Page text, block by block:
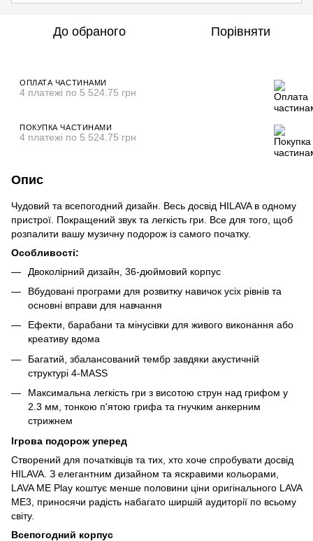
До обраного Порівняти
ОПЛАТА ЧАСТИНАМИ
4 платежі по 5 524.75 грн
ПОКУПКА ЧАСТИНАМИ
4 платежі по 5 524.75 грн
Опис
Чудовий та всепогодний дизайн. Весь досвід HILAVA в одному
пристрої. Покращений звук та легкість гри. Все для того, щоб
розпалити вашу музичну подорож із самого початку.
Особливості:
Двоколірний дизайн, 36-дюймовий корпус
Вбудовані програми для розвитку навичок усіх рівнів та
основні вправи для навчання
Ефекти, барабани та мінусівки для живого виконання або
креативу вдома
Багатий, збалансований тембр завдяки акустичній
структурі 4-MASS
Максимальна легкість гри з висотою струн над грифом у
2.3 мм, тонкою п'ятою грифа та гнучким анкерним
стрижнем
Ігрова подорож уперед
Створений для початківців та тих, хто хоче спробувати досвід
HILAVA. З елегантним дизайном та яскравими кольорами,
LAVA ME Play коштує менше половини ціни оригінального LAVA
ME3, приносячи радість набагато ширшій аудиторії по всьому
світу.
Всепогодний корпус